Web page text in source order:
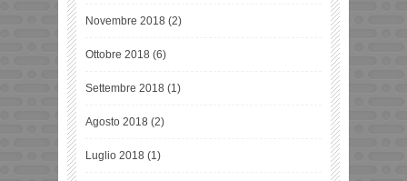
Novembre 2018 (2)
Ottobre 2018 (6)
Settembre 2018 (1)
Agosto 2018 (2)
Luglio 2018 (1)